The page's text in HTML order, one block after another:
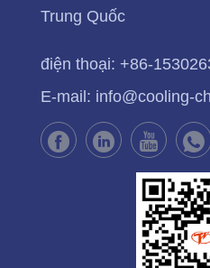
Trung Quốc
điện thoại: +86-
E-mail: info@cooling-